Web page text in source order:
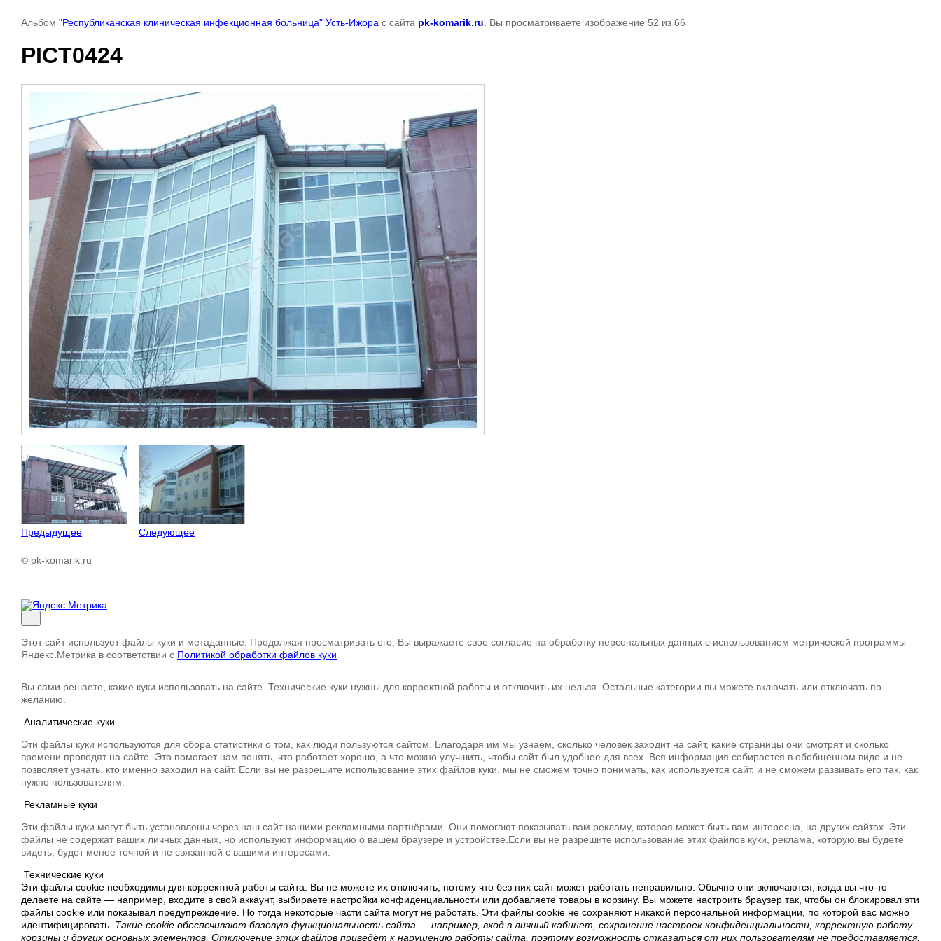
Альбом "Республиканская клиническая инфекционная больница" Усть-Ижора с сайта pk-komarik.ru . Вы просматриваете изображение 52 из 66
PICT0424
Предыдущее Следующее
© pk-komarik.ru
Этот сайт использует файлы куки и метаданные. Продолжая просматривать его, Вы выражаете свое согласие на обработку персональных данных с использованием метрической программы
Яндекс.Метрика в соответствии с Политикой обработки файлов куки
Вы сами решаете, какие куки использовать на сайте. Технические куки нужны для корректной работы и отключить их нельзя. Остальные категории вы можете включать или отключать по
желанию.
Аналитические куки
Эти файлы куки используются для сбора статистики о том, как люди пользуются сайтом. Благодаря им мы узнаём, сколько человек заходит на сайт, какие страницы они смотрят и сколько
времени проводят на сайте. Это помогает нам понять, что работает хорошо, а что можно улучшить, чтобы сайт был удобнее для всех. Вся информация собирается в обобщённом виде и не
позволяет узнать, кто именно заходил на сайт. Если вы не разрешите использование этих файлов куки, мы не сможем точно понимать, как используется сайт, и не сможем развивать его так, как
нужно пользователям.
Рекламные куки
Эти файлы куки могут быть установлены через наш сайт нашими рекламными партнёрами. Они помогают показывать вам рекламу, которая может быть вам интересна, на других сайтах. Эти
файлы не содержат ваших личных данных, но используют информацию о вашем браузере и устройстве.Если вы не разрешите использование этих файлов куки, реклама, которую вы будете
видеть, будет менее точной и не связанной с вашими интересами.
Технические куки
Эти файлы cookie необходимы для корректной работы сайта. Вы не можете их отключить, потому что без них сайт может работать неправильно. Обычно они включаются, когда вы что-то
делаете на сайте — например, входите в свой аккаунт, выбираете настройки конфиденциальности или добавляете товары в корзину. Вы можете настроить браузер так, чтобы он блокировал эти
файлы cookie или показывал предупреждение. Но тогда некоторые части сайта могут не работать. Эти файлы cookie не сохраняют никакой персональной информации, по которой вас можно
идентифицировать. Такие cookie обеспечивают базовую функциональность сайта — например, вход в личный кабинет, сохранение настроек конфиденциальности, корректную работу
корзины и других основных элементов. Отключение этих файлов приведёт к нарушению работы сайта, поэтому возможность отказаться от них пользователям не предоставляется.